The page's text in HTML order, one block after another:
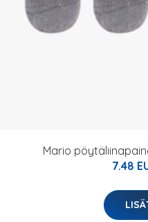
Mario
7.48